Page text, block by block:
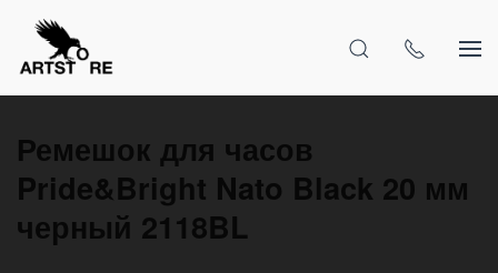
Ремешок для часов
Pride&Bright Nato Black 20 мм
черный 2118BL